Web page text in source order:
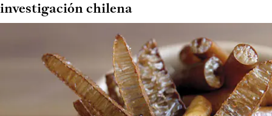
investigación chilena